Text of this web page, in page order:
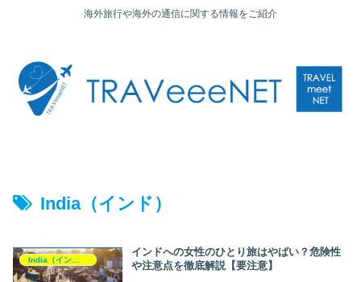
海外旅行や海外の通信に関する情報をご紹介
India（インド）
India（インド）
インドへの女性のひとり旅はやばい？危険性
や注意点を徹底解説【要注意】